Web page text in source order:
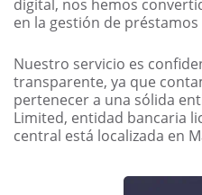
digital, nos hemos
en la gestión de préstamos
Nuestro servicio es
transparente, ya que
pertenecer a una sólida
Limited, entidad bancaria
central está localizada en